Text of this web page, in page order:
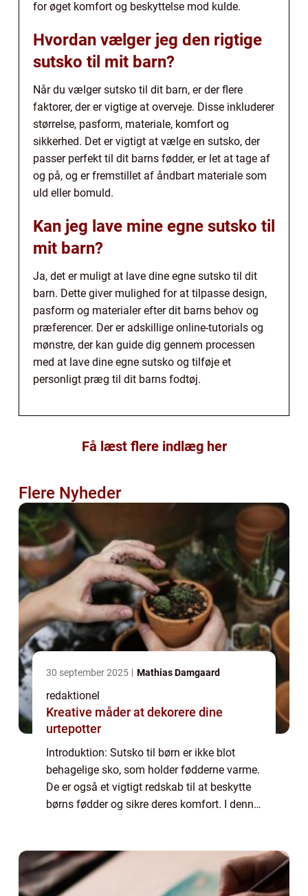
for øget komfort og beskyttelse mod kulde.
Hvordan vælger jeg den rigtige
sutsko til mit barn?
Når du vælger sutsko til dit barn, er der flere
faktorer, der er vigtige at overveje. Disse inkluderer
størrelse, pasform, materiale, komfort og
sikkerhed. Det er vigtigt at vælge en sutsko, der
passer perfekt til dit barns fødder, er let at tage af
og på, og er fremstillet af åndbart materiale som
uld eller bomuld.
Kan jeg lave mine egne sutsko til
mit barn?
Ja, det er muligt at lave dine egne sutsko til dit
barn. Dette giver mulighed for at tilpasse design,
pasform og materialer efter dit barns behov og
præferencer. Der er adskillige online-tutorials og
mønstre, der kan guide dig gennem processen
med at lave dine egne sutsko og tilføje et
personligt præg til dit barns fodtøj.
Få læst flere indlæg her
Flere Nyheder
30 september 2025 Mathias Damgaard
redaktionel
Kreative måder at dekorere dine
urtepotter
Introduktion: Sutsko til børn er ikke blot
behagelige sko, som holder fødderne varme.
De er også et vigtigt redskab til at beskytte
børns fødder og sikre deres komfort. I denne